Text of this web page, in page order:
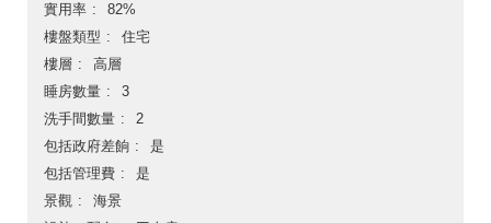
實用率
82%
樓盤類型
住宅
樓層
高層
睡房數量
3
洗手間數量
2
包括政府差餉
是
包括管理費
是
景觀
海景